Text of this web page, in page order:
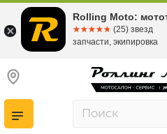
Rolling Moto:
☆☆☆☆☆
★★★★★ (25) звезд
запчасти, экипировка